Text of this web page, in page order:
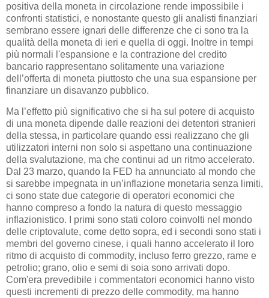
positiva della moneta in circolazione rende impossibile i
confronti statistici, e nonostante questo gli analisti finanziari
sembrano essere ignari delle differenze che ci sono tra la
qualità della moneta di ieri e quella di oggi. Inoltre in tempi
più normali l'espansione e la contrazione del credito
bancario rappresentano solitamente una variazione
dell’offerta di moneta piuttosto che una sua espansione per
finanziare un disavanzo pubblico.
Ma l’effetto più significativo che si ha sul potere di acquisto
di una moneta dipende dalle reazioni dei detentori stranieri
della stessa, in particolare quando essi realizzano che gli
utilizzatori interni non solo si aspettano una continuazione
della svalutazione, ma che continui ad un ritmo accelerato.
Dal 23 marzo, quando la FED ha annunciato al mondo che
si sarebbe impegnata in un’inflazione monetaria senza limiti,
ci sono state due categorie di operatori economici che
hanno compreso a fondo la natura di questo messaggio
inflazionistico. I primi sono stati coloro coinvolti nel mondo
delle criptovalute, come detto sopra, ed i secondi sono stati i
membri del governo cinese, i quali hanno accelerato il loro
ritmo di acquisto di commodity, incluso ferro grezzo, rame e
petrolio; grano, olio e semi di soia sono arrivati dopo.
Com'era prevedibile i commentatori economici hanno visto
questi incrementi di prezzo delle commodity, ma hanno